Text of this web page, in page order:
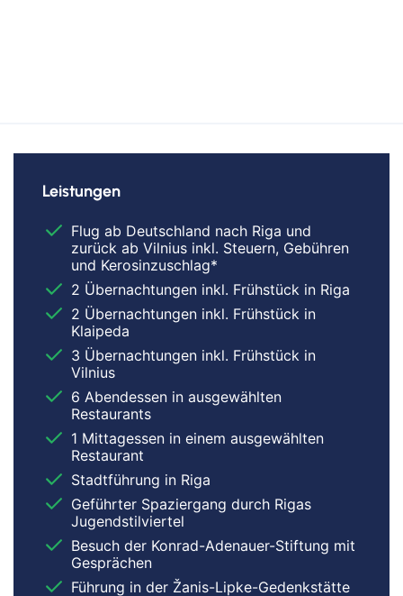
Leistungen
Flug ab Deutschland nach Riga und
zurück ab Vilnius inkl. Steuern, Gebühren
und Kerosinzuschlag*
2 Übernachtungen inkl. Frühstück in Riga
2 Übernachtungen inkl. Frühstück in
Klaipeda
3 Übernachtungen inkl. Frühstück in
Vilnius
6 Abendessen in ausgewählten
Restaurants
1 Mittagessen in einem ausgewählten
Restaurant
Stadtführung in Riga
Geführter Spaziergang durch Rigas
Jugendstilviertel
Besuch der Konrad-Adenauer-Stiftung mit
Gesprächen
Führung in der Žanis-Lipke-Gedenkstätte